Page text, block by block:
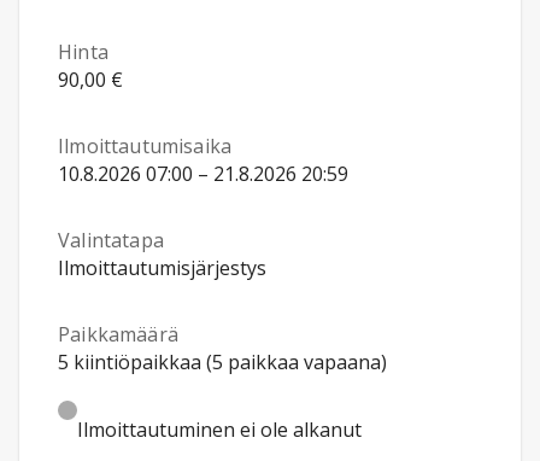
Hinta
90,00 €
Ilmoittautumisaika
10.8.2026 07:00 – 21.8.2026 20:59
Valintatapa
Ilmoittautumisjärjestys
Paikkamäärä
5 kiintiöpaikkaa (5 paikkaa vapaana)
Ilmoittautuminen ei ole alkanut